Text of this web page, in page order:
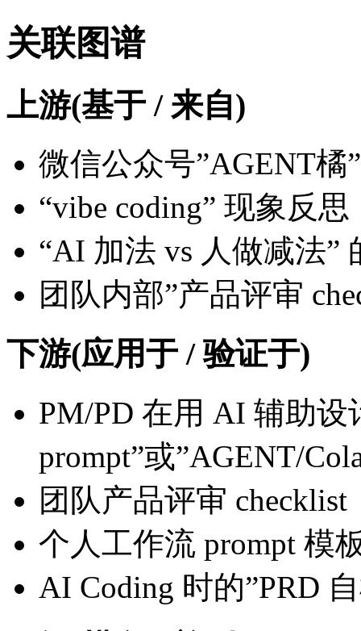
关联图谱
上游(基于 / 来自)
微信公众号”AGENT橘
“vibe coding” 现象反思
“AI 加法 vs 人做减法”
团队内部”产品评审
下游(应用于 / 验证于)
PM/PD 在用 AI 辅助设
prompt”或”AGENT/
团队产品评审 checklist
个人工作流 prompt 模
AI Coding 时的”PRD